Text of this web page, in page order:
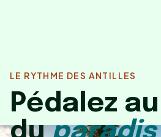
LE RYTHME DES ANTILLES
Pédalez